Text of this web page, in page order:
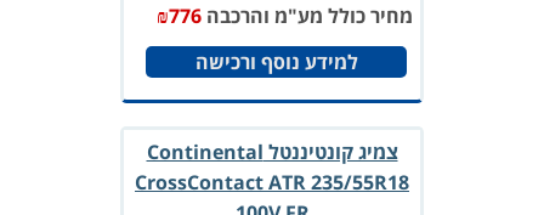
מחיר כולל מע"מ והרכבה
₪776
למידע נוסף ורכישה
צמיג קונטיננטל Continental
CrossContact ATR 235/55R18